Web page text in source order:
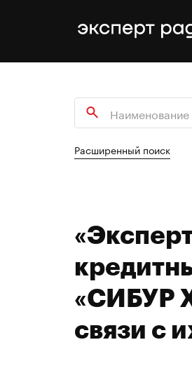
Расширенный поиск
«СИБУР
связи с